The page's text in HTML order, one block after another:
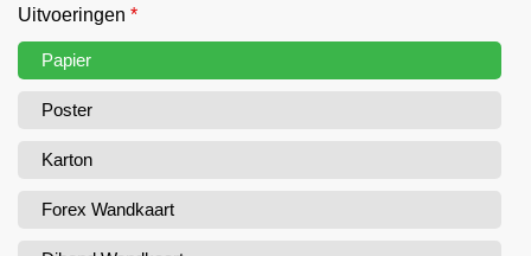
Uitvoeringen *
Papier
Poster
Karton
Forex Wandkaart